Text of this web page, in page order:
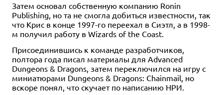
Затем основал собственную компанию Ronin
Publishing, но та не смогла добиться известности, так
что Крис в конце 1997-го переехал в Сиэтл, а в 1998-
м получил работу в Wizards of the Coast.
Присоединившись к команде разработчиков,
полтора года писал материалы для Advanced
Dungeons & Dragons, затем переключился на игру с
миниатюрами Dungeons & Dragons: Chainmail, но
вскоре понял, что скучает по написанию НРИ.